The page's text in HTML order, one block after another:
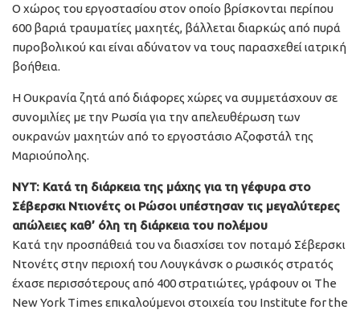
Ο χώρος του εργοστασίου στον οποίο βρίσκονται περίπου
600 βαριά τραυματίες μαχητές, βάλλεται διαρκώς από πυρά
πυροβολικού και είναι αδύνατον να τους παρασχεθεί ιατρική
βοήθεια.
Η Ουκρανία ζητά από διάφορες χώρες να συμμετάσχουν σε
συνομιλίες με την Ρωσία για την απελευθέρωση των
ουκρανών μαχητών από το εργοστάσιο Αζοφστάλ της
Μαριούπολης.
NYT: Κατά τη διάρκεια της μάχης για τη γέφυρα στο
Σέβερσκι Ντιονέτς οι Ρώσοι υπέστησαν τις μεγαλύτερες
απώλειες καθ’ όλη τη διάρκεια του πολέμου
Κατά την προσπάθειά του να διασχίσει τον ποταμό Σέβερσκι
Ντονέτς στην περιοχή του Λουγκάνσκ ο ρωσικός στρατός
έχασε περισσότερους από 400 στρατιώτες, γράφουν οι The
New York Times επικαλούμενοι στοιχεία του Institute for the